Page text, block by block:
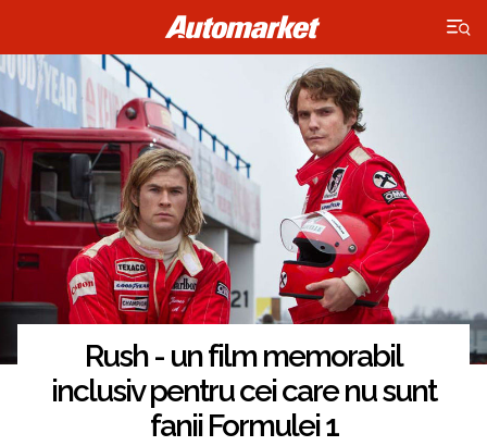
×
Rush - un film memorabil
inclusiv pentru cei care nu sunt
fanii Formulei 1